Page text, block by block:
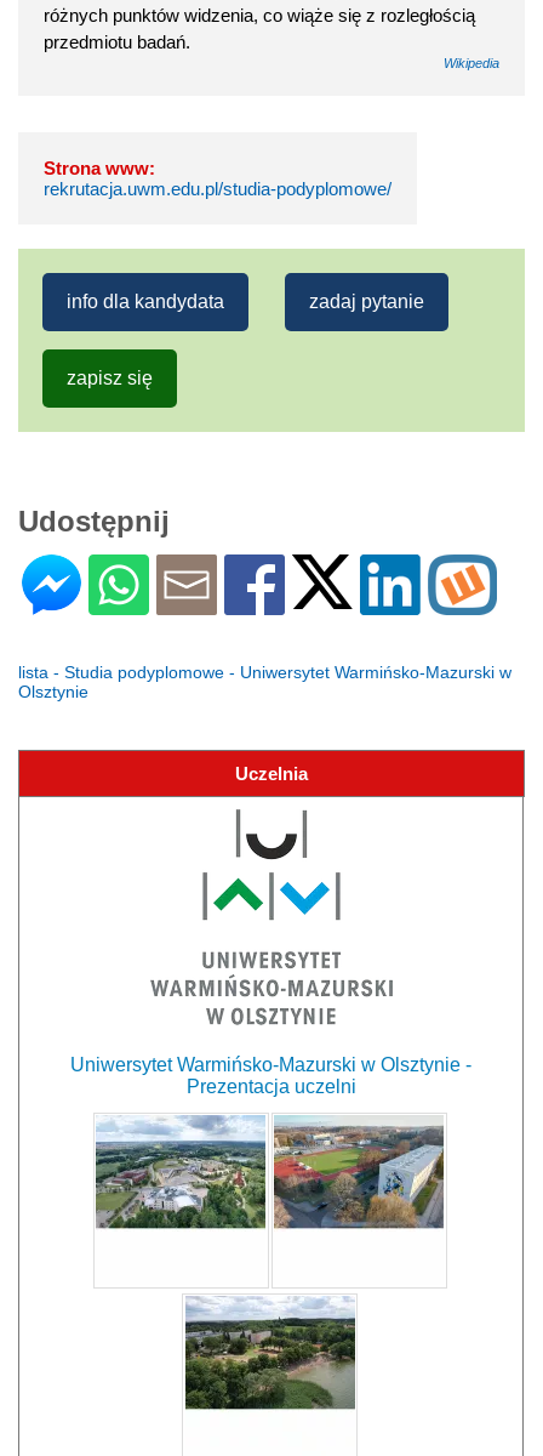
różnych punktów widzenia, co wiąże się z rozległością
przedmiotu badań.
Wikipedia
Strona www:
rekrutacja.uwm.edu.pl/studia-podyplomowe/
info dla kandydata zadaj pytanie
zapisz się
Udostępnij
lista - Studia podyplomowe - Uniwersytet Warmińsko-Mazurski w
Olsztynie
Uczelnia
Uniwersytet Warmińsko-Mazurski w Olsztynie -
Prezentacja uczelni